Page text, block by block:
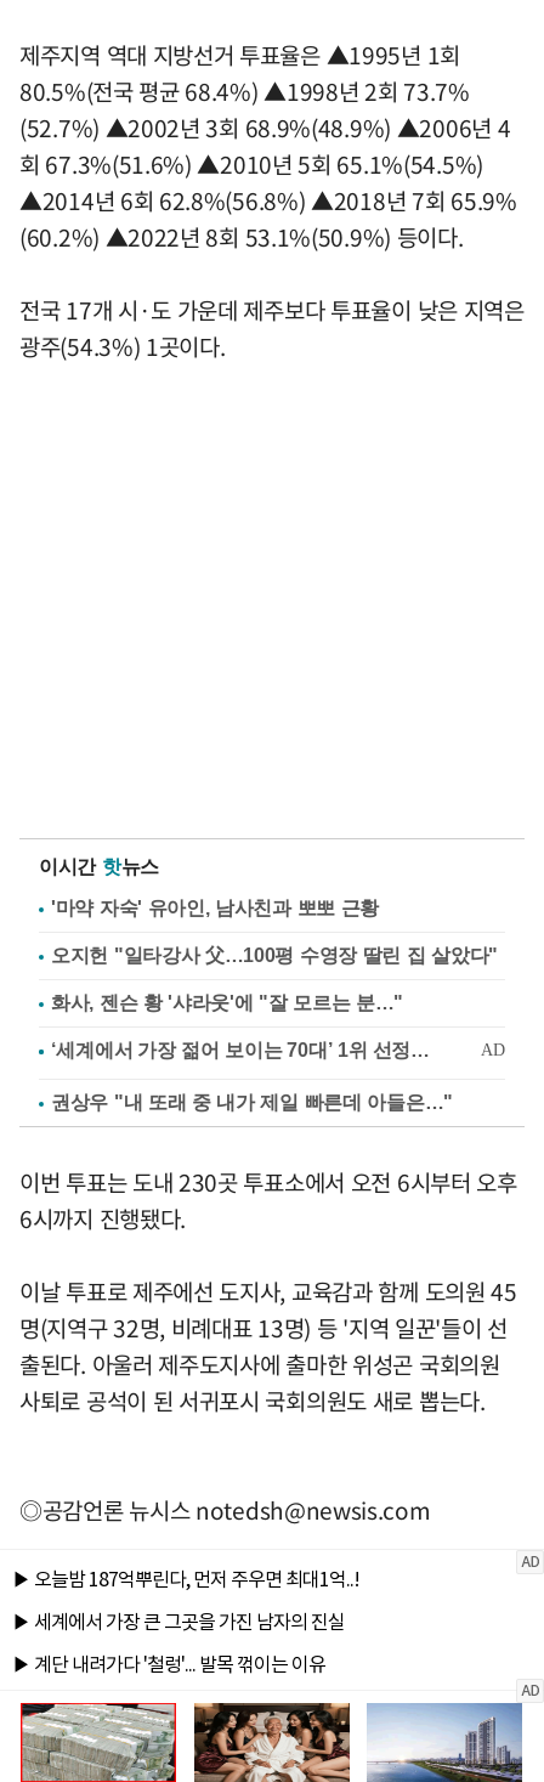
제주지역 역대 지방선거 투표율은 ▲1995년 1회
80.5%(전국 평균 68.4%) ▲1998년 2회 73.7%
(52.7%) ▲2002년 3회 68.9%(48.9%) ▲2006년 4
회 67.3%(51.6%) ▲2010년 5회 65.1%(54.5%)
▲2014년 6회 62.8%(56.8%) ▲2018년 7회 65.9%
(60.2%) ▲2022년 8회 53.1%(50.9%) 등이다.
전국 17개 시·도 가운데 제주보다 투표율이 낮은 지역은
광주(54.3%) 1곳이다.
이시간 핫뉴스
'마약 자숙' 유아인, 남사친과 뽀뽀 근황
오지헌 "일타강사 父…100평 수영장 딸린 집 살았다"
화사, 젠슨 황 '샤라웃'에 "잘 모르는 분…"
권상우 "내 또래 중 내가 제일 빠른데 아들은…"
이번 투표는 도내 230곳 투표소에서 오전 6시부터 오후
6시까지 진행됐다.
이날 투표로 제주에선 도지사, 교육감과 함께 도의원 45
명(지역구 32명, 비례대표 13명) 등 '지역 일꾼'들이 선
출된다. 아울러 제주도지사에 출마한 위성곤 국회의원
사퇴로 공석이 된 서귀포시 국회의원도 새로 뽑는다.
◎공감언론 뉴시스notedsh@newsis.com